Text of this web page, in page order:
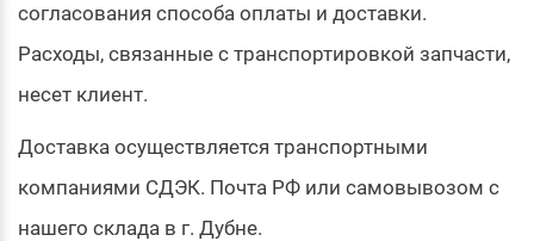
согласования способа оплаты и доставки.
Расходы, связанные с транспортировкой запчасти,
несет клиент.
Доставка осуществляется транспортными
компаниями СДЭК. Почта РФ или самовывозом с
нашего склада в г. Дубне.